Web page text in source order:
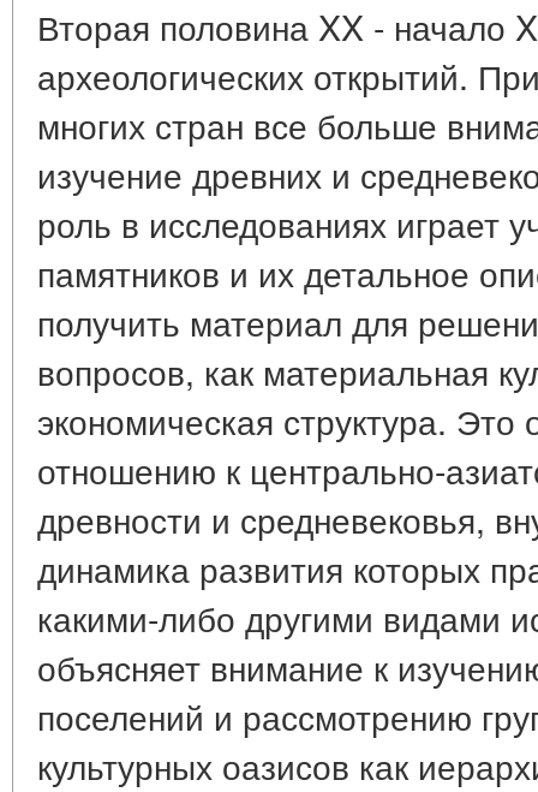
Вторая половина XX - начало
археологических открытий.
многих стран все больше
изучение древних и
роль в исследованиях играет
памятников и их детальное
получить материал для
вопросов, как материальная
экономическая структура.
отношению к центрально-
древности и средневековья,
динамика развития которых
какими-либо другими видами
объясняет внимание к
поселений и рассмотрению
культурных оазисов как